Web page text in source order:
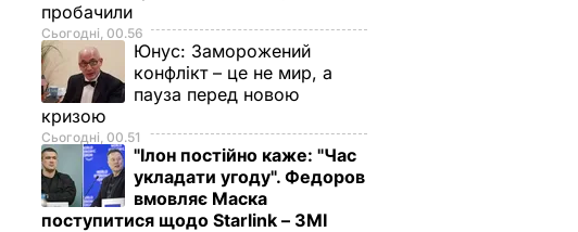
пробачили
Сьогодні, 00.56
Юнус: Заморожений
конфлікт – це не мир, а
пауза перед новою
кризою
Сьогодні, 00.51
"Ілон постійно каже: "Час
укладати угоду". Федоров
вмовляє Маска
поступитися щодо Starlink – ЗМІ